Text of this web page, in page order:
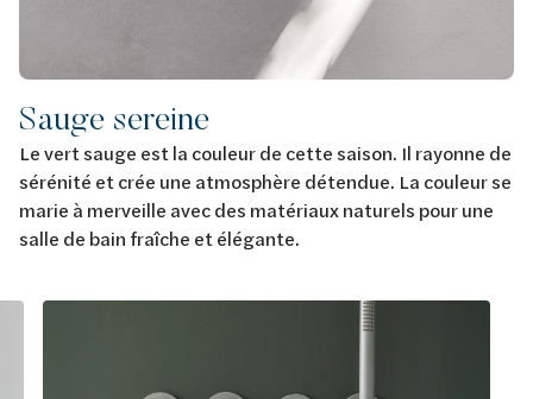
Sauge sereine
Le vert sauge est la couleur de cette saison. Il rayonne de
sérénité et crée une atmosphère détendue. La couleur se
marie à merveille avec des matériaux naturels pour une
salle de bain fraîche et élégante.